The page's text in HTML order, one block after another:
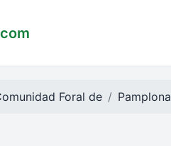
Foral de Pamplona